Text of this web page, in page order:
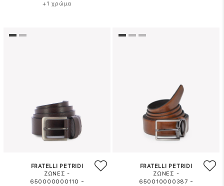
+1 χρώμα
FRATELLI PETRIDI
ΖΩΝΕΣ -
650000000110 -
FRATELLI PETRIDI
ΖΩΝΕΣ -
650010000387 -